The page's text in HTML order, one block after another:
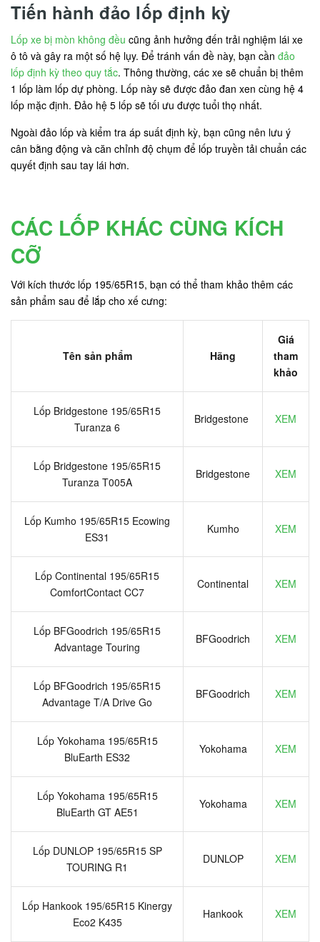
Tiến hành đảo lốp định kỳ
Lốp xe bị mòn không đều cũng ảnh hưởng đến trải nghiệm lái xe
ô tô và gây ra một số hệ lụy. Để tránh vấn đề này, bạn cần đảo
lốp định kỳ theo quy tắc. Thông thường, các xe sẽ chuẩn bị thêm
1 lốp làm lốp dự phòng. Lốp này sẽ được đảo đan xen cùng hệ 4
lốp mặc định. Đảo hệ 5 lốp sẽ tối ưu được tuổi thọ nhất.
Ngoài đảo lốp và kiểm tra áp suất định kỳ, bạn cũng nên lưu ý
cân bằng động và căn chỉnh độ chụm để lốp truyền tải chuẩn các
quyết định sau tay lái hơn.
CÁC LỐP KHÁC CÙNG KÍCH
CỠ
Với kích thước lốp 195/65R15, bạn có thể tham khảo thêm các
sản phẩm sau để lắp cho xế cưng:
Tên sản phẩm Hãng
Giá
tham
khảo
Lốp Bridgestone 195/65R15
Turanza 6
Bridgestone XEM
Lốp Bridgestone 195/65R15
Turanza T005A
Bridgestone XEM
Lốp Kumho 195/65R15 Ecowing
ES31
Kumho XEM
Lốp Continental 195/65R15
ComfortContact CC7
Continental XEM
Lốp BFGoodrich 195/65R15
Advantage Touring
BFGoodrich XEM
Lốp BFGoodrich 195/65R15
Advantage T/A Drive Go
BFGoodrich XEM
Lốp Yokohama 195/65R15
BluEarth ES32
Yokohama XEM
Lốp Yokohama 195/65R15
BluEarth GT AE51
Yokohama XEM
Lốp DUNLOP 195/65R15 SP
TOURING R1
DUNLOP XEM
Lốp Hankook 195/65R15 Kinergy
Eco2 K435
Hankook XEM